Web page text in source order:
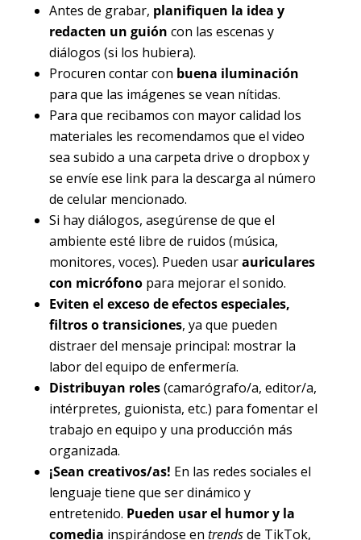
Antes de grabar, planifiquen la idea y
redacten un guión con las escenas y
diálogos (si los hubiera).
Procuren contar con buena iluminación
para que las imágenes se vean nítidas.
Para que recibamos con mayor calidad los
materiales les recomendamos que el video
sea subido a una carpeta drive o dropbox y
se envíe ese link para la descarga al número
de celular mencionado.
Si hay diálogos, asegúrense de que el
ambiente esté libre de ruidos (música,
monitores, voces). Pueden usarauriculares
con micrófonopara mejorar el sonido.
Eviten el exceso de efectos especiales,
filtros o transiciones, ya que pueden
distraer del mensaje principal: mostrar la
labor del equipo de enfermería.
Distribuyan roles(camarógrafo/a, editor/a,
intérpretes, guionista, etc.) para fomentar el
trabajo en equipo y una producción más
organizada.
¡Sean creativos/as! En las redes sociales el
lenguaje tiene que ser dinámico y
entretenido. Pueden usar el humor y la
comedia inspirándose en trendsde TikTok,